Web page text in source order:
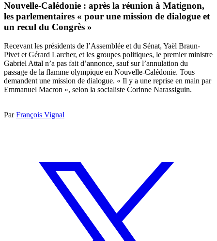
Nouvelle-Calédonie : après la réunion à Matignon,
les parlementaires « pour une mission de dialogue et
un recul du Congrès »
Recevant les présidents de l’Assemblée et du Sénat, Yaël Braun-
Pivet et Gérard Larcher, et les groupes politiques, le premier ministre
Gabriel Attal n’a pas fait d’annonce, sauf sur l’annulation du
passage de la flamme olympique en Nouvelle-Calédonie. Tous
demandent une mission de dialogue. « Il y a une reprise en main par
Emmanuel Macron », selon la socialiste Corinne Narassiguin.
ParFrançois Vignal